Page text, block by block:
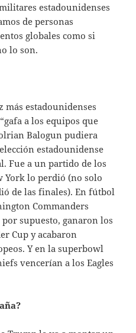
estadounidenses
de personas
globales como si
lo son.
más estadounidenses
a los equipos que
Balogun pudiera
estadounidense
Fue a un partido de los
York lo perdió (no solo
de las finales). En fútbol
Commanders
supuesto, ganaron los
Cup y acabaron
Y en la superbowl
vencerían a los Eagles